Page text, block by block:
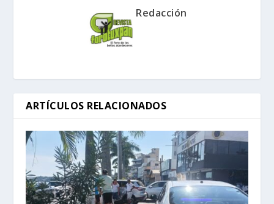
Redacción
ARTÍCULOS RELACIONADOS